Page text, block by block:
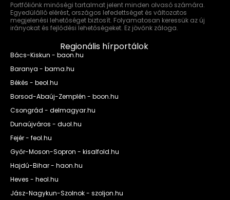
Portfóliónk minőségi tartalmat jelent minden olvasó számára.
Egyedülálló elérést, országos lefedettséget és változatos
megjelenési lehetőséget biztosít. Folyamatosan keressük az új
irányokat és fejlődési lehetőségeket. Ez jövőnk záloga.
Regionális hírportálok
Bács-Kiskun - baon.hu
Baranya - bama.hu
Békés - beol.hu
Borsod-Abaúj-Zemplén - boon.hu
Csongrád - delmagyar.hu
Dunaújváros - duol.hu
Fejér - feol.hu
Győr-Moson-Sopron - kisalfold.hu
Hajdú-Bihar - haon.hu
Heves - heol.hu
Jász-Nagykun-Szolnok - szoljon.hu